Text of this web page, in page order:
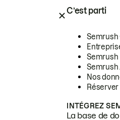
C’est parti
Semrush
Semrush
Semrush
Nos
INTÉGREZ
La base de